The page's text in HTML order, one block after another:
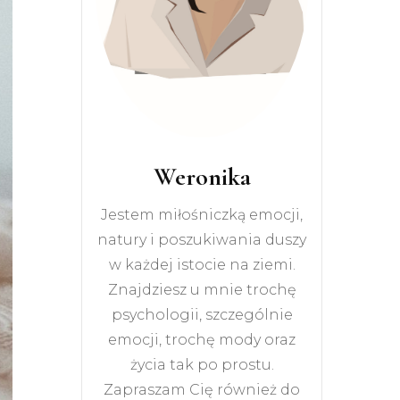
Weronika
Jestem miłośniczką emocji,
natury i poszukiwania duszy
w każdej istocie na ziemi.
Znajdziesz u mnie trochę
psychologii, szczególnie
emocji, trochę mody oraz
życia tak po prostu.
Zapraszam Cię również do